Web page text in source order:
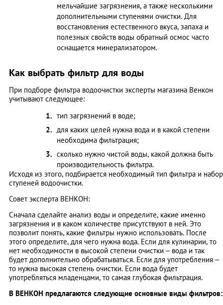
мельчайшие загрязнения, а также несколькими
дополнительными ступенями очистки. Для
восстановления естественного вкуса, запаха и
полезных свойств воды обратный осмос часто
оснащается минерализатором.
Как выбрать фильтр для воды
При подборе фильтра водоочистки эксперты магазина Венкон
учитывают следующее:
тип загрязнений в воде;
для каких целей нужна вода и в какой степени
необходима фильтрация;
сколько нужно чистой воды, какой должна быть
производительность фильтра.
Исходя из этого, подбирается необходимый тип фильтра и набор
ступеней водоочистки.
Совет эксперта ВЕНКОН:
Сначала сделайте анализ воды и определите, какие именно
загрязнения и в каком количестве присутствуют в ней. Это
позволит понять, какие фильтры нужно использовать. После
этого определите, для чего нужна вода. Если для кулинарии, то
нет необходимости в высокой степени очистки – вода и так
будет дополнительно обрабатываться. Если для употребления –
то нужна высокая степень очистки. Если вода будет
употребляться младенцами, то самая глубокая фильтрация.
В ВЕНКОН предлагаются следующие основные виды фильтров: